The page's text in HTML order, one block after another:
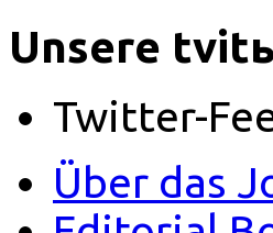
Unsere
Twitter-
Über das